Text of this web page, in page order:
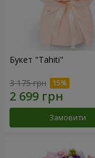
Букет "Tahiti"
3 175 грн
Замовити